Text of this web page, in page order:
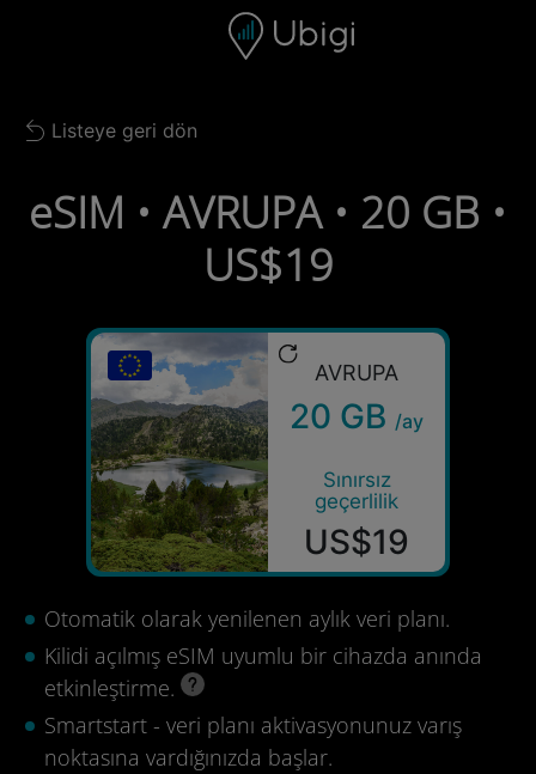
Gezinme çubuğu Alt bilgi
Back to list
Listeye geri dön
eSIM • AVRUPA • 20 GB •
US$19
AVRUPA
20 GB /ay
Sınırsız
geçerlilik
US$19
Otomatik olarak yenilenen aylık veri planı.
Kilidi açılmış eSIM uyumlu bir cihazda anında
etkinleştirme.
Smartstart - veri planı aktivasyonunuz varış
noktasına vardığınızda başlar.